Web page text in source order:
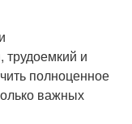
и
полноценное
важных